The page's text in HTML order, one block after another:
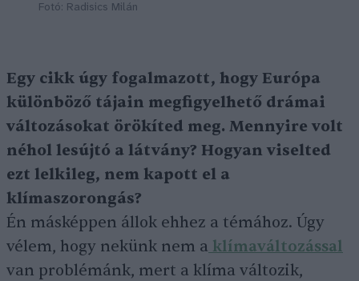
Fotó: Radisics Milán
Egy cikk úgy fogalmazott, hogy Európa
különböző tájain megfigyelhető drámai
változásokat örökíted meg. Mennyire volt
néhol lesújtó a látvány? Hogyan viselted
ezt lelkileg, nem kapott el a
klímaszorongás?
Én másképpen állok ehhez a témához. Úgy
vélem, hogy nekünk nem a klímaváltozással
van problémánk, mert a klíma változik,